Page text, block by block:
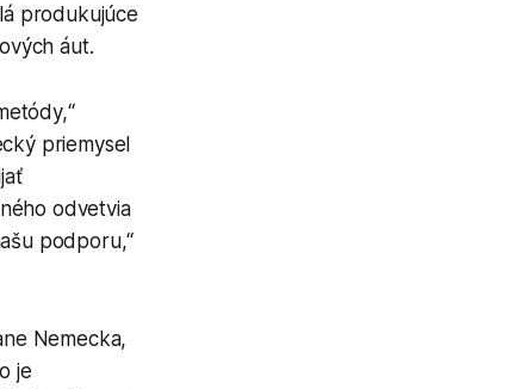
produkujúce
áut.
priemysel
odvetvia
podporu,“
Nemecka,
je